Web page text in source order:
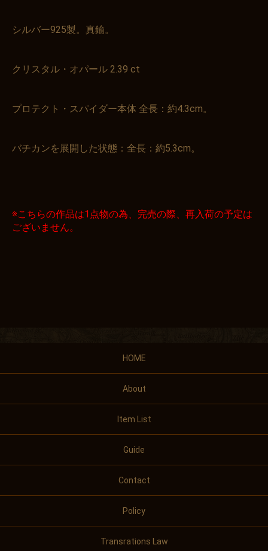
シルバー925製。真鍮。
クリスタル・オパール 2.39 ct
プロテクト・スパイダー本体 全長：約4.3cm。
バチカンを展開した状態：全長：約5.3cm。
※こちらの作品は1点物の為、完売の際、再入荷の予定は
ございません。
HOME
About
Item List
Guide
Contact
Policy
Transrations Law